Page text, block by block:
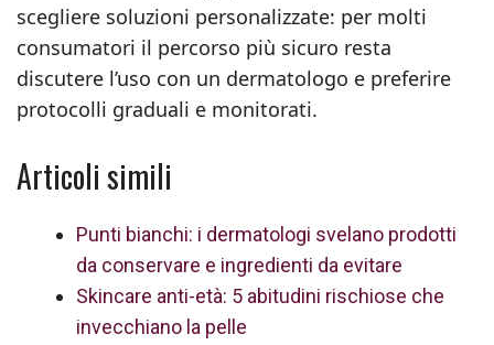
scegliere soluzioni personalizzate: per molti
consumatori il percorso più sicuro resta
discutere l’uso con un dermatologo e preferire
protocolli graduali e monitorati.
Articoli simili
Punti bianchi: i dermatologi svelano prodotti
da conservare e ingredienti da evitare
Skincare anti-età: 5 abitudini rischiose che
invecchiano la pelle